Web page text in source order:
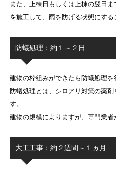
また、上棟日もしくは上棟の翌日
を施工して、雨を防げる状態にする
防蟻処理：約１～２日
建物の枠組みができたら防蟻処理を
防蟻処理とは、シロアリ対策の薬
す。
建物の規模によりますが、専門業者
大工工事：約２週間～１ヵ月